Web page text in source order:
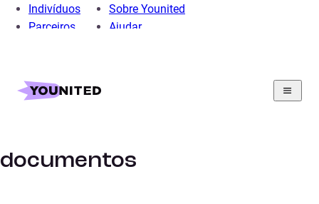
Indivíduos
Parceiros
Sobre Younited
Ajudar
Home Documentos
documentos